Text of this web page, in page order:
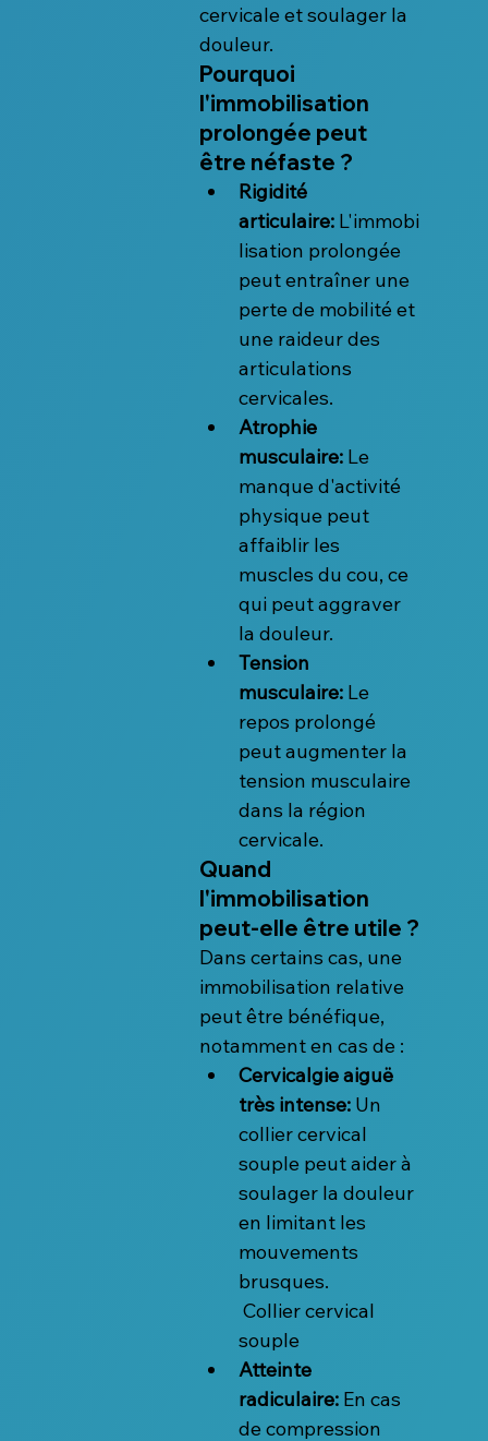
cervicale et soulager la
douleur.
Pourquoi
l'immobilisation
prolongée peut
être néfaste ?
Rigidité
articulaire: L'immobi
lisation prolongée
peut entraîner une
perte de mobilité et
une raideur des
articulations
cervicales.
Atrophie
musculaire: Le
manque d'activité
physique peut
affaiblir les
muscles du cou, ce
qui peut aggraver
la douleur.
Tension
musculaire: Le
repos prolongé
peut augmenter la
tension musculaire
dans la région
cervicale.
Quand
l'immobilisation
peut-elle être utile ?
Dans certains cas, une
immobilisation relative
peut être bénéfique,
notamment en cas de :
Cervicalgie aiguë
très intense: Un
collier cervical
souple peut aider à
soulager la douleur
en limitant les
mouvements
brusques.
Collier cervical
souple
Atteinte
radiculaire: En cas
de compression